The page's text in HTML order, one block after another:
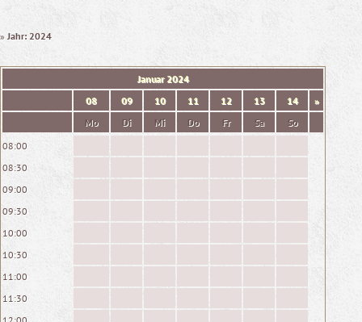
» Jahr: 2024
Januar 2024
08
09 10 11 12 13 14
»
Mo
Di Mi Do Fr Sa
So
08:00
08:30
09:00
09:30
10:00
10:30
11:00
11:30